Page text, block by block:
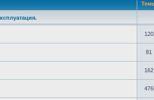
120
81
162
476